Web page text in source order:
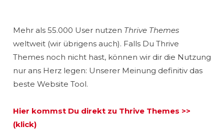
Mehr als 55.000 User nutzen Thrive Themes
weltweit (wir übrigens auch). Falls Du Thrive
Themes noch nicht hast, können wir dir die Nutzung
nur ans Herz legen: Unserer Meinung definitiv das
beste Website Tool.
Hier kommst Du direkt zu Thrive Themes >>
(klick)